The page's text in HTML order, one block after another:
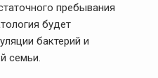
пребывания
будет
бактерий и
семьи.